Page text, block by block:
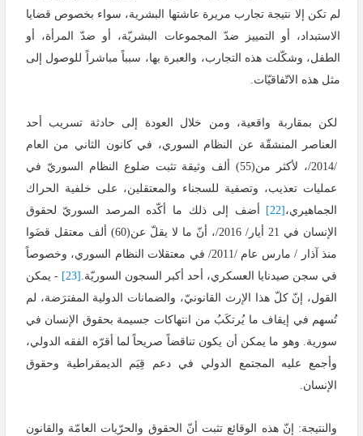
لم تكن إلا نتيجة تجارب مريرة عاشتها البشرية، سواء بخصوص قضايا
الاستبداد، أو التمييز ضدّ المجموعات البشريّة، أو ضدّ المرأة، أو
الطفل، وشكّلت هذه التجارب، والعبرة بها، سبباً مباشراً للوصول إلى
مثل هذه الاتّفاقيّات.
لكن بمقاربة واقعية، ومن خلال العودة إلى حادثة تسريب أحد
العناصر المنشقّة عن النظام السوري، في كانون الثاني من العام
/2014/، لأكثر من(55) ألف وثيقة تثبت ضلوع النظام السوريّ في
عمليات تعذيب، وتصفية للسجناء والمعتقلين، على خلفية الحراك
الجماهيري، [22]
أضف إلى ذلك ما أكّده المرصد السوريّ لحقوق
الإنسان في 21 أيار/ 2016/، أنّ ما لا يقلّ عن(60) ألف معتقل قضَوا
منذ آذار / مارس عام /2011/ في معتقلات النظام السوري، وخصوصاً
في سجن صيدنايا العسكري، أحد أكبر السجون السوريّة. [23] - يمكن
القول، إنّ كلّ هذا الإرث القانونيّ، والضمانات الدولية المفترَضة، لم
تُسهم في إيقاف ما يُرتكَبُ من انتهاكات جسيمة بحقوق الإنسان في
سورية. وهو ما يمكن أن يكون تناقضاً صريحاً لما أقرّه الفقه الدولي،
وأجمع عليه المجتمع الدولي في دعم قِيَم الديمقراطية وحقوق
الإنسان.
والنتيجة: إنّ هذه الوقائع تثبت أنّ الحقوق والحرّيات العامّة والقانون